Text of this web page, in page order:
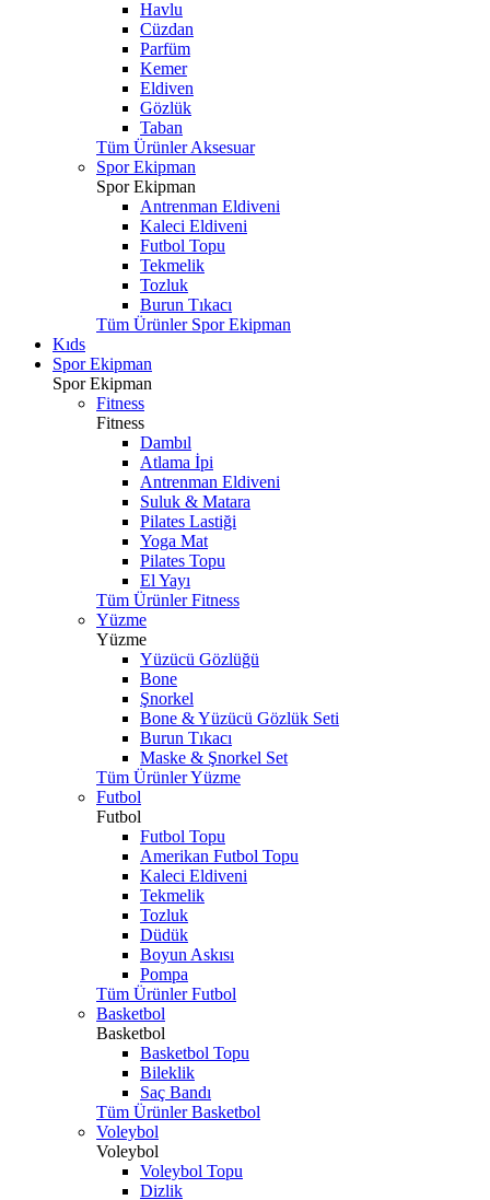
Havlu
Cüzdan
Parfüm
Kemer
Eldiven
Gözlük
Taban
Tüm Ürünler Aksesuar
Spor Ekipman
Spor Ekipman
Antrenman Eldiveni
Kaleci Eldiveni
Futbol Topu
Tekmelik
Tozluk
Burun Tıkacı
Tüm Ürünler Spor Ekipman
Kıds
Spor Ekipman
Spor Ekipman
Fitness
Fitness
Dambıl
Atlama İpi
Antrenman Eldiveni
Suluk & Matara
Pilates Lastiği
Yoga Mat
Pilates Topu
El Yayı
Tüm Ürünler Fitness
Yüzme
Yüzme
Yüzücü Gözlüğü
Bone
Şnorkel
Bone & Yüzücü Gözlük Seti
Burun Tıkacı
Maske & Şnorkel Set
Tüm Ürünler Yüzme
Futbol
Futbol
Futbol Topu
Amerikan Futbol Topu
Kaleci Eldiveni
Tekmelik
Tozluk
Düdük
Boyun Askısı
Pompa
Tüm Ürünler Futbol
Basketbol
Basketbol
Basketbol Topu
Bileklik
Saç Bandı
Tüm Ürünler Basketbol
Voleybol
Voleybol
Voleybol Topu
Dizlik